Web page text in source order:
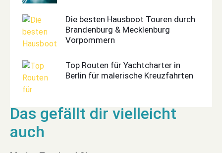
Die besten Hausboot Touren durch
Brandenburg & Mecklenburg
Vorpommern
Top Routen für Yachtcharter in
Berlin für malerische Kreuzfahrten